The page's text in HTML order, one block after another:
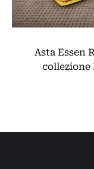
Asta Essen
collezione